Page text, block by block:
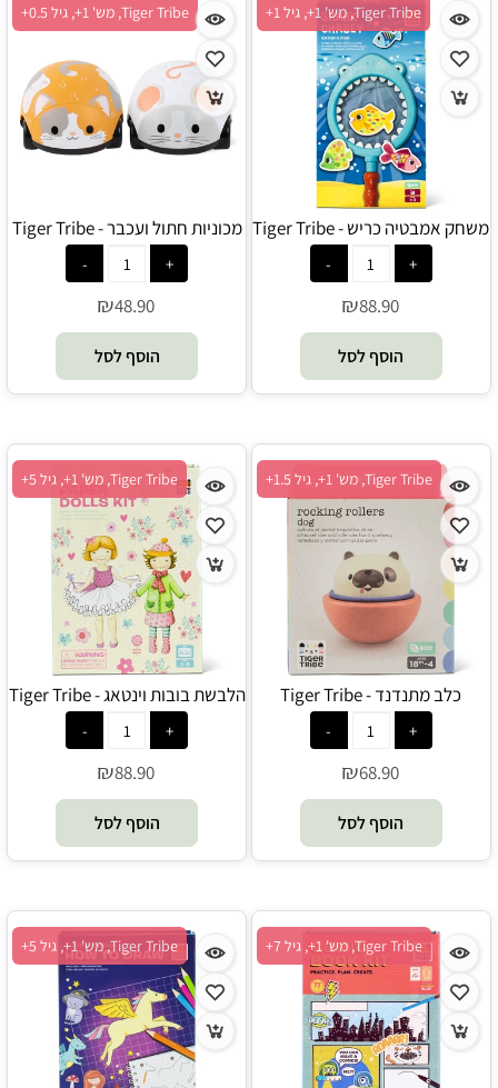
Tiger Tribe, מש' 1+, גיל 1+
משחק אמבטיה כריש - Tiger Tribe
₪88.90
הוסף לסל
Tiger Tribe, מש' 1+, גיל 0.5+
מכוניות חתול ועכבר - Tiger Tribe
₪48.90
הוסף לסל
Tiger Tribe, מש' 1+, גיל 1.5+
כלב מתנדנד - Tiger Tribe
₪68.90
הוסף לסל
Tiger Tribe, מש' 1+, גיל 5+
הלבשת בובות וינטאג - Tiger Tribe
₪88.90
הוסף לסל
Tiger Tribe, מש' 1+, גיל 7+ Tiger Tribe, מש' 1+, גיל 5+